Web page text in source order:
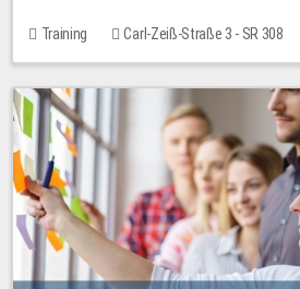
Training Carl-Zeiß-Straße 3 - SR 308